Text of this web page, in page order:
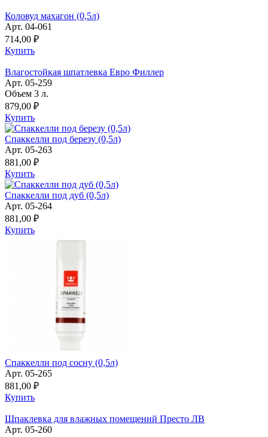
Коловуд махагон (0,5л)
Арт. 04-061
714,00 ₽
Купить
Влагостойкая шпатлевка Евро Филлер
Арт. 05-259
Объем 3 л.
879,00 ₽
Купить
Спаккелли под березу (0,5л)
Арт. 05-263
881,00 ₽
Купить
Спаккелли под дуб (0,5л)
Арт. 05-264
881,00 ₽
Купить
Спаккелли под сосну (0,5л)
Арт. 05-265
881,00 ₽
Купить
Шпаклевка для влажных помещений Престо ЛВ
Арт. 05-260